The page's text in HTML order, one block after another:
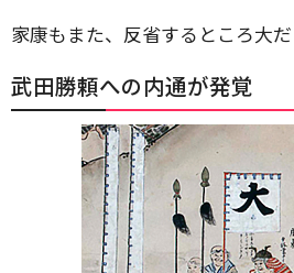
家康もまた、反省するところ大だ
武田勝頼への内通が発覚